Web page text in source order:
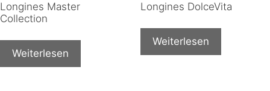
Longines Master
Collection
Weiterlesen
Longines DolceVita
Weiterlesen